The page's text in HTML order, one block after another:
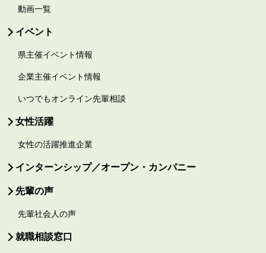
動画一覧
イベント
県主催イベント情報
企業主催イベント情報
いつでもオンライン先輩相談
女性活躍
女性の活躍推進企業
インターンシップ／オープン・カンパニー
先輩の声
先輩社会人の声
就職相談窓口